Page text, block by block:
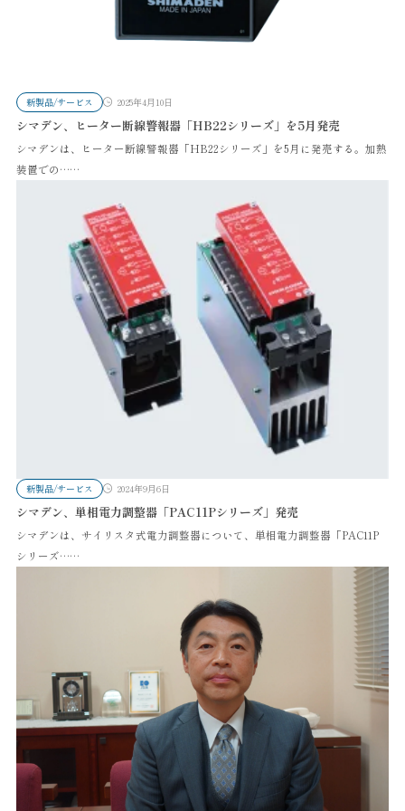
新製品/サービス 2025年4月10日
シマデン、ヒーター断線警報器「HB22シリーズ」を5月発売
シマデンは、ヒーター断線警報器「HB22シリーズ」を5月に発売する。加熱
装置での……
新製品/サービス 2024年9月6日
シマデン、単相電力調整器「PAC11Pシリーズ」発売
シマデンは、サイリスタ式電力調整器について、単相電力調整器「PAC11P
シリーズ……